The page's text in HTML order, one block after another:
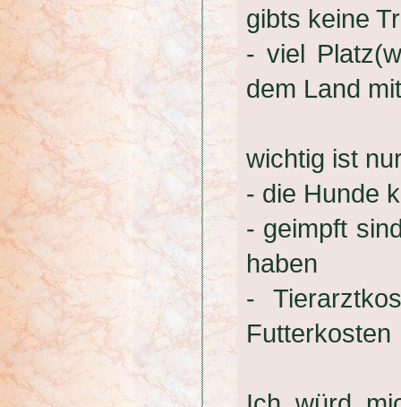
gibts keine
- viel
dem Land
wichtig ist
- die Hunde
- geimpft
haben
-
Futterkosten